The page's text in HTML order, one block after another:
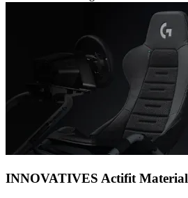
INNOVATIVES Actifit Material